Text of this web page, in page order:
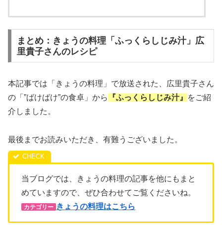
まとめ：きょうの料理「ふっくらしじみ汁」広
里貴子さんのレシピ
本記事では「きょうの料理」で放送された、広里貴子さん
の「”ばけばけ”の食卓」から
『ふっくらしじみ汁』
をご紹
介しました。
最後までお読みいただき、有難うございました。
当ブログでは、きょうの料理の記事を他にもまと
めていますので、ぜひ合わせてご覧くださいね。
カテゴリー きょうの料理はこちら